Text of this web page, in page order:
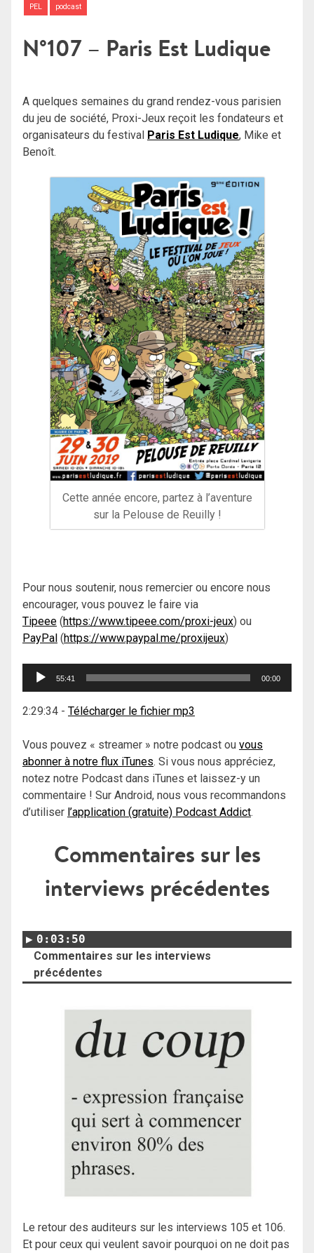
PEL podcast
N°107 – Paris Est Ludique
A quelques semaines du grand rendez-vous parisien
du jeu de société, Proxi-Jeux reçoit les fondateurs et
organisateurs du festival Paris Est Ludique, Mike et
Benoît.
Cette année encore, partez à l’aventure
sur la Pelouse de Reuilly !
Pour nous soutenir, nous remercier ou encore nous
encourager, vous pouvez le faire via
Tipeee (https://www.tipeee.com/proxi-jeux) ou
PayPal (https://www.paypal.me/proxijeux)
Lecteur
55:41 00:00
2:29:34 - Télécharger le fichier mp3
Vous pouvez « streamer » notre podcast ou vous
abonner à notre flux iTunes. Si vous nous appréciez,
notez notre Podcast dans iTunes et laissez-y un
commentaire ! Sur Android, nous vous recommandons
d’utiliser l’application (gratuite) Podcast Addict.
Commentaires sur les
interviews précédentes
0:03:50
Commentaires sur les interviews
précédentes
Le retour des auditeurs sur les interviews 105 et 106.
Et pour ceux qui veulent savoir pourquoi on ne doit pas